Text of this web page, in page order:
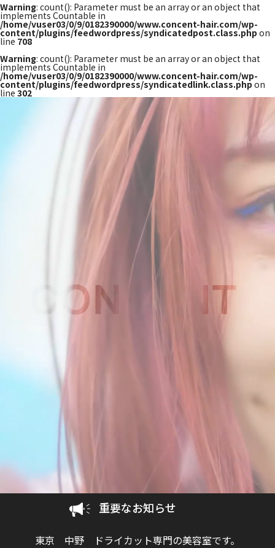
Warning: count(): Parameter must be an array or an object that
implements Countable in
/home/vuser03/0/9/0182390000/www.concent-hair.com/wp-
content/plugins/feedwordpress/syndicatedpost.class.php on
line 708
Warning: count(): Parameter must be an array or an object that
implements Countable in
/home/vuser03/0/9/0182390000/www.concent-hair.com/wp-
content/plugins/feedwordpress/syndicatedlink.class.php on
line 302
重要なお知らせ
東京 中野 ドライカット専門の美容室です。